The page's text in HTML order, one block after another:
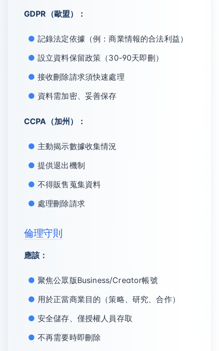
GDPR（歐盟）：
記錄法定依據（例：商業情報的合法利益）
設立資料保留政策（30-90天即刪）
接收刪除請求須快速處理
資料需加密、妥善保存
CCPA（加州）：
主動揭示數據收集情況
提供退出機制
不得販售蒐集資料
處理刪除請求
倫理守則
應該：
聚焦公眾版Business/Creator帳號
用於正當商業目的（策略、研究、合作）
安全儲存、僅授權人員存取
不再需要時即刪除